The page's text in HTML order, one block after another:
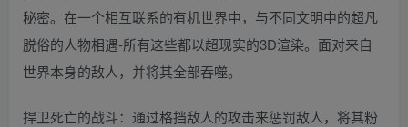
秘密。在一个相互联系的有机世界中，与不同文明中的超凡
脱俗的人物相遇-所有这些都以超现实的3D渲染。面对来自
世界本身的敌人，并将其全部吞噬。
捍卫死亡的战斗：通过格挡敌人的攻击来惩罚敌人，将其粉